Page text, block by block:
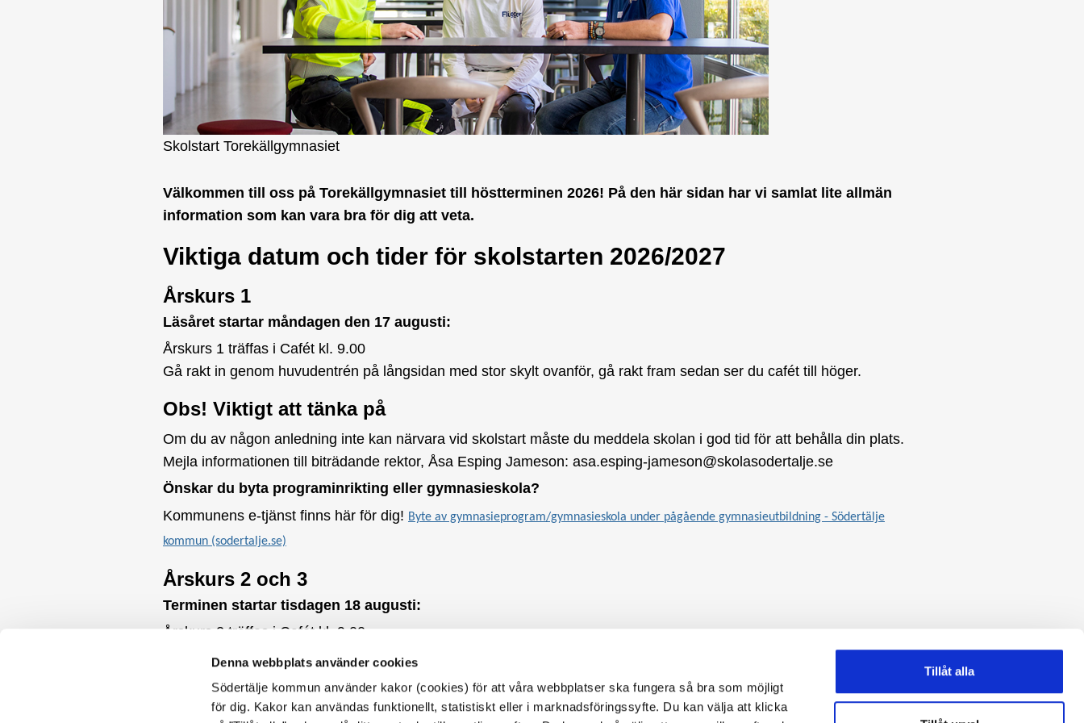
Denna webbplats använder cookies
Södertälje kommun använder kakor (cookies) för att våra webbplatser ska fungera så bra som möjligt
för dig. Kakor kan användas funktionellt, statistiskt eller i marknadsföringssyfte. Du kan välja att klicka
Tillåt alla
Skolstart Torekällgymnasiet
Välkommen till oss på Torekällgymnasiet till höstterminen 2026! På den här sidan har vi samlat lite allmän
information som kan vara bra för dig att veta.
Viktiga datum och tider för skolstarten 2026/2027
Årskurs 1
Läsåret startar måndagen den 17 augusti:
Årskurs 1 träffas i Cafét kl. 9.00
Gå rakt in genom huvudentrén på långsidan med stor skylt ovanför, gå rakt fram sedan ser du cafét till höger.
Obs! Viktigt att tänka på
Om du av någon anledning inte kan närvara vid skolstart måste du meddela skolan i god tid för att behålla din plats.
Mejla informationen till biträdande rektor, Åsa Esping Jameson: asa.esping-jameson@skolasodertalje.se
Önskar du byta programinrikting eller gymnasieskola?
Kommunens e-tjänst finns här för dig! Byte av gymnasieprogram/gymnasieskola under pågående gymnasieutbildning - Södertälje
kommun (sodertalje.se)
nytt
fönster
Årskurs 2 och 3
Terminen startar tisdagen 18 augusti:
Årskurs 2 träffas i Cafét kl. 9.00
Årskurs 3 träffas i Cafét kl. 10.00
Vi ses i augusti!
Soliga hälsningar från oss på Torekällgymnasiet